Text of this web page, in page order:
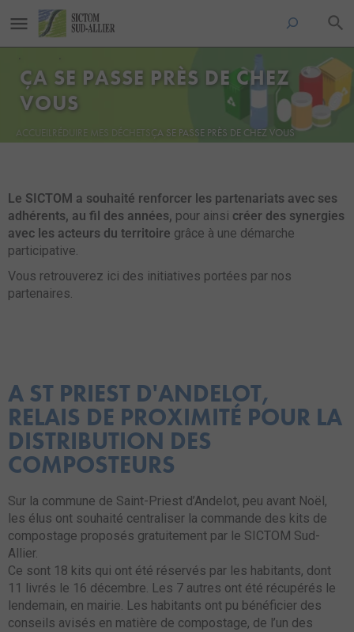
ÇA SE PASSE PRÈS DE CHEZ
VOUS
ACCUEILRÉDUIRE MES DÉCHETSÇA SE PASSE PRÈS DE CHEZ VOUS
Le SICTOM a souhaité renforcer les partenariats avec ses
adhérents, au fil des années, pour ainsi créer des synergies
avec les acteurs du territoire grâce à une démarche
participative.
Vous retrouverez ici des initiatives portées par nos
partenaires.
A ST PRIEST D'ANDELOT,
RELAIS DE PROXIMITÉ POUR LA
DISTRIBUTION DES
COMPOSTEURS
Sur la commune de Saint-Priest d’Andelot, peu avant Noël,
les élus ont souhaité centraliser la commande des kits de
compostage proposés gratuitement par le SICTOM Sud-
Allier.
Ce sont 18 kits qui ont été réservés par les habitants, dont
11 livrés le 16 décembre. Les 7 autres ont été récupérés le
lendemain, en mairie. Les habitants ont pu bénéficier des
conseils avisés en matière de compostage, de l’un des